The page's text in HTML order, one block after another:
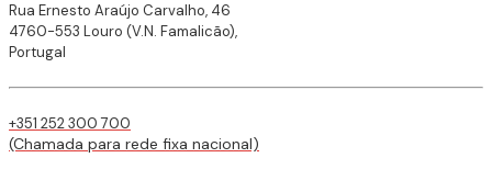
Rua Ernesto Araújo Carvalho, 46
4760-553 Louro (V.N. Famalicão),
Portugal
+351 252 300 700
(Chamada para rede fixa nacional)